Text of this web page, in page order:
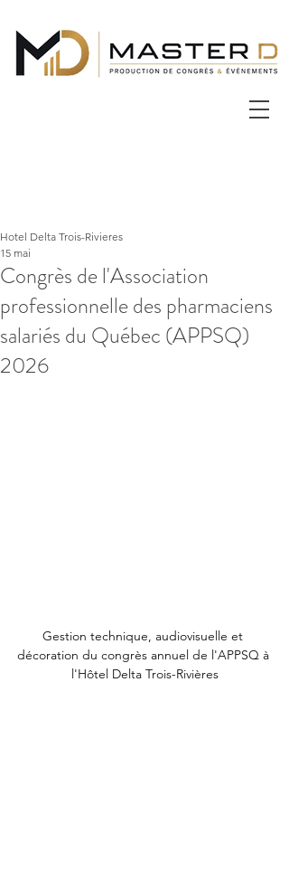
Congrès de l'Association
professionnelle des pharmaciens
salariés du Québec (APPSQ)
2026
Hotel Delta Trois-Rivieres
15 mai
Gestion technique, audiovisuelle et
décoration du congrès annuel de l'APPSQ à
l'Hôtel Delta Trois-Rivières